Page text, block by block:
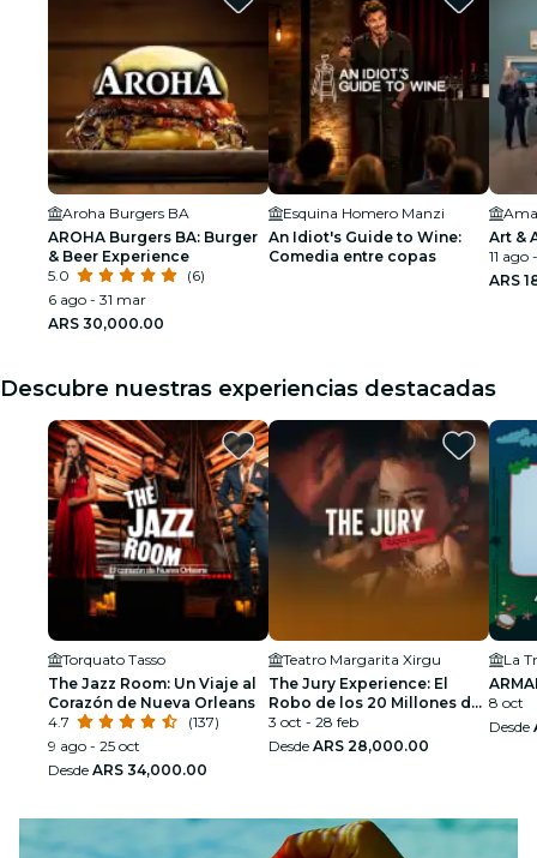
Aroha Burgers BA
AROHA Burgers BA: Burger
& Beer Experience
5.0
(6)
6 ago - 31 mar
ARS 30,000.00
Esquina Homero Manzi
An Idiot's Guide to Wine:
Comedia entre copas
Art &
11 ago
ARS
Descubre nuestras experiencias destacadas
Torquato Tasso
The Jazz Room: Un Viaje al
Corazón de Nueva Orleans
4.7
(137)
9 ago - 25 oct
Desde ARS 34,000.00
Teatro Margarita Xirgu
The Jury Experience: El
Robo de los 20 Millones de
Dólares
3 oct - 28 feb
Desde ARS 28,000.00
La
8 oct
Desde